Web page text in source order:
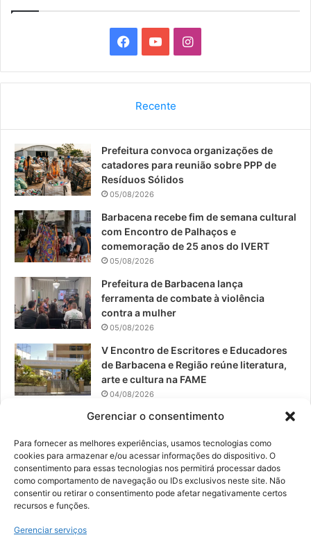
Gerenciar o consentimento
Para fornecer as melhores experiências, usamos tecnologias como
cookies para armazenar e/ou acessar informações do dispositivo. O
consentimento para essas tecnologias nos permitirá processar dados
como comportamento de navegação ou IDs exclusivos neste site. Não
consentir ou retirar o consentimento pode afetar negativamente certos
recursos e funções.
Gerenciar serviços
a
b
o
k
o
u
b
I
n
a
a
Recente
Prefeitura convoca organizações de
catadores para reunião sobre PPP de
Resíduos Sólidos
05/08/2026
Barbacena recebe fim de semana cultural
com Encontro de Palhaços e
comemoração de 25 anos do IVERT
05/08/2026
Prefeitura de Barbacena lança
ferramenta de combate à violência
contra a mulher
05/08/2026
V Encontro de Escritores e Educadores
de Barbacena e Região reúne literatura,
arte e cultura na FAME
04/08/2026
Teatro da Pedra apresenta novo
04/08/2026
© 2026, Todos os direitos reservados | Desenvolvido por: